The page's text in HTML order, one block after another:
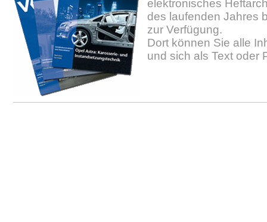
elektronisches
des laufenden Jahres
zur Verfügung.
Dort können Sie alle
und sich als Text oder